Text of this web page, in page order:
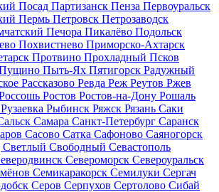
Посад Партизанск Пенза Первоуральск
Пермь Петровск Петрозаводск
Печора Пикалёво Подольск
Похвистнево Приморско-Ахтарск
Протвино Прохладный Псков
Пыть-Ях Пятигорск Радужный
Рассказово Ревда Реж Реутов Ржев
Ростов Ростов-на-Дону Рошаль
Рузаевка Рыбинск Ряжск Рязань Саки
Самара Санкт-Петербург Саранск
Сасово Сатка Сафоново Саяногорск
Светлый Свободный Севастополь
Североморск Североуральск
Семикаракорск Семилуки Сергач
Серов Серпухов Сертолово Сибай